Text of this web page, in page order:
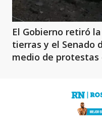
El Gobierno retiró
tierras y el Senado
medio de protestas